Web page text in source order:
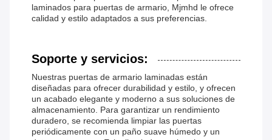
laminados para puertas de armario, Mjmhd le ofrece
calidad y estilo adaptados a sus preferencias.
Soporte y servicios:
Nuestras puertas de armario laminadas están
diseñadas para ofrecer durabilidad y estilo, y ofrecen
un acabado elegante y moderno a sus soluciones de
almacenamiento. Para garantizar un rendimiento
duradero, se recomienda limpiar las puertas
periódicamente con un paño suave húmedo y un